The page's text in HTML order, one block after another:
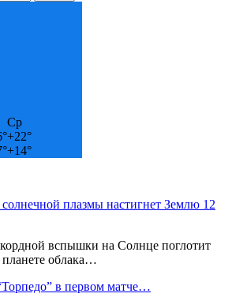
Ср
+22°
+14°
плазмы настигнет Землю 12
вспышки на Солнце поглотит
планете облака…
в первом матче…